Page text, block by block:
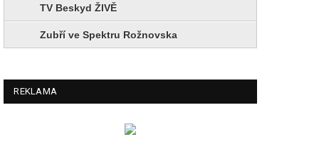
TV Beskyd ŽIVĚ
Zubří ve Spektru Rožnovska
REKLAMA